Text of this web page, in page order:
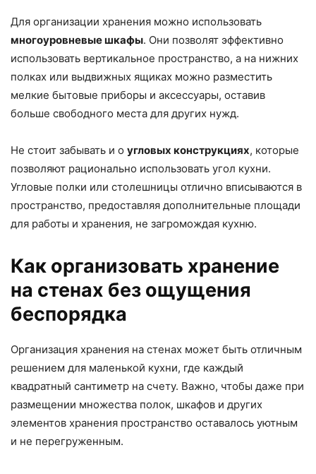
Для организации хранения можно использовать
многоуровневые шкафы. Они позволят эффективно
использовать вертикальное пространство, а на нижних
полках или выдвижных ящиках можно разместить
мелкие бытовые приборы и аксессуары, оставив
больше свободного места для других нужд.
Не стоит забывать и о угловых конструкциях, которые
позволяют рационально использовать угол кухни.
Угловые полки или столешницы отлично вписываются в
пространство, предоставляя дополнительные площади
для работы и хранения, не загромождая кухню.
Как организовать хранение
на стенах без ощущения
беспорядка
Организация хранения на стенах может быть отличным
решением для маленькой кухни, где каждый
квадратный сантиметр на счету. Важно, чтобы даже при
размещении множества полок, шкафов и других
элементов хранения пространство оставалось уютным
и не перегруженным.